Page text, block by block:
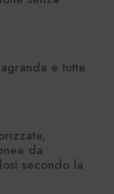
e tutte
da
secondo la